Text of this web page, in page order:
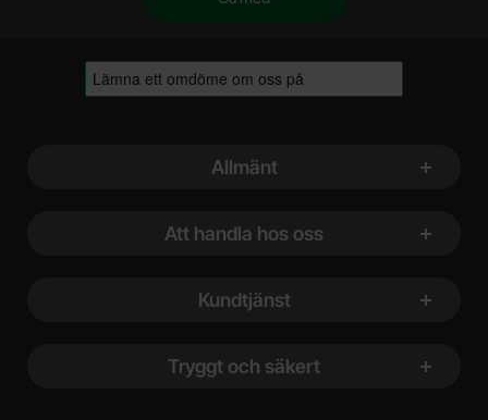
Allmänt
Att handla hos oss
Kundtjänst
Tryggt och säkert